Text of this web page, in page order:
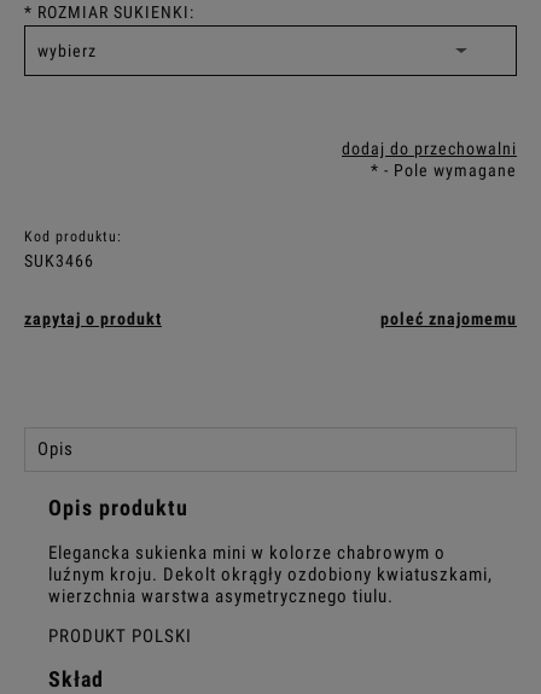
* ROZMIAR SUKIENKI:
dodaj do przechowalni
* - Pole wymagane
Kod produktu:
SUK3466
zapytaj o produkt poleć znajomemu
Opis
Opis produktu
Elegancka sukienka mini w kolorze chabrowym o
luźnym kroju. Dekolt okrągły ozdobiony kwiatuszkami,
wierzchnia warstwa asymetrycznego tiulu.
PRODUKT POLSKI
Skład